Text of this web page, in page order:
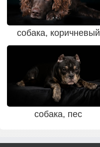
собака, коричневый
собака, пес